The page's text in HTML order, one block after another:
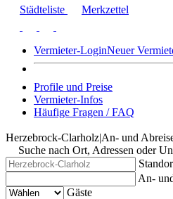
Städteliste Merkzettel
Vermieter-LoginNeuer
Profile und Preise
Vermieter-Infos
Häufige Fragen / FAQ
Herzebrock-Clarholz|An- und
Suche nach Ort, Adressen oder
An-
Gäste